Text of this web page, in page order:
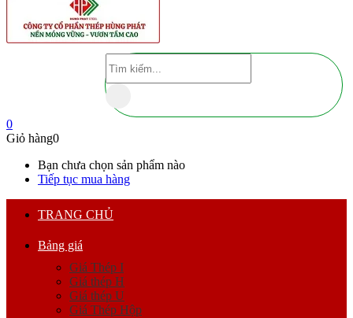
0
Giỏ hàng0
Bạn chưa chọn sản phẩm nào
Tiếp tục mua hàng
TRANG CHỦ
Bảng giá
Giá Thép I
Giá thép H
Giá thép U
Giá Thép Hộp